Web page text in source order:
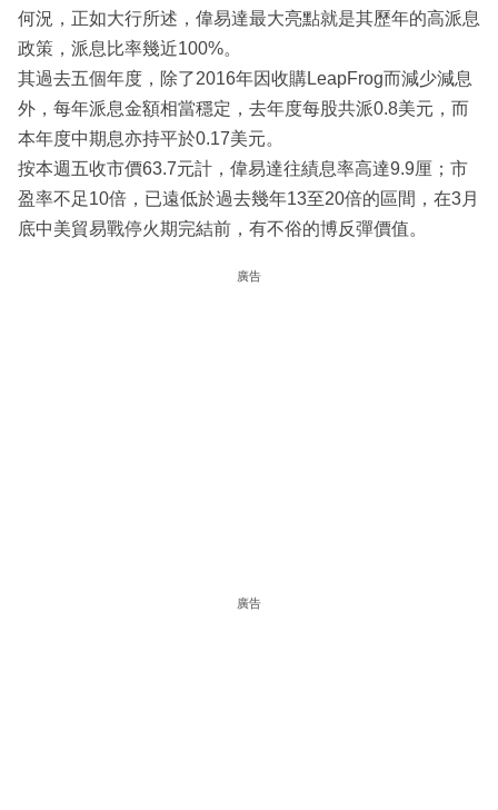
何況，正如大行所述，偉易達最大亮點就是其歷年的高派息
政策，派息比率幾近100%。
其過去五個年度，除了2016年因收購LeapFrog而減少減息
外，每年派息金額相當穩定，去年度每股共派0.8美元，而
本年度中期息亦持平於0.17美元。
按本週五收市價63.7元計，偉易達往績息率高達9.9厘；市
盈率不足10倍，已遠低於過去幾年13至20倍的區間，在3月
底中美貿易戰停火期完結前，有不俗的博反彈價值。
廣告
廣告